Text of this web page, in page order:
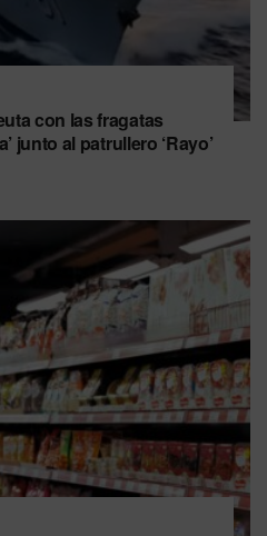
con las fragatas
junto al patrullero ‘Rayo’